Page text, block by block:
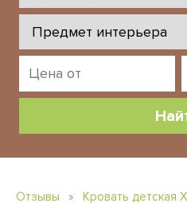
Отзывы » Кровать детская